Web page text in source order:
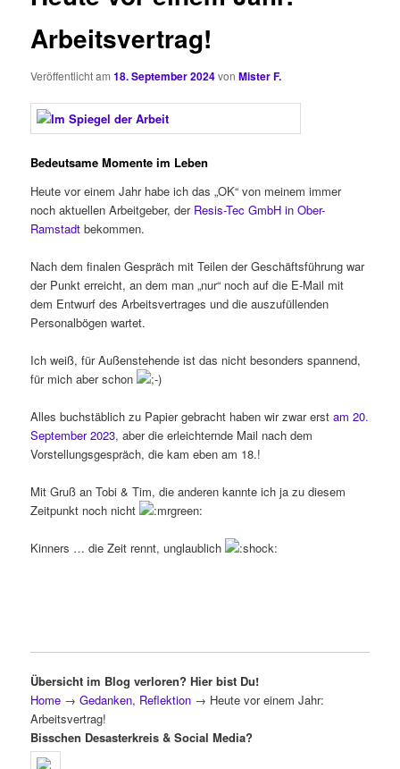
Arbeitsvertrag!
Veröffentlicht am18. September 2024vonMister F.
Bedeutsame Momente im Leben
Heute vor einem Jahr habe ich das „OK“ von meinem immer
noch aktuellen Arbeitgeber, der Resis-Tec GmbH in Ober-
Ramstadt bekommen.
Nach dem finalen Gespräch mit Teilen der Geschäftsführung war
der Punkt erreicht, an dem man „nur“ noch auf die E-Mail mit
dem Entwurf des Arbeitsvertrages und die auszufüllenden
Personalbögen wartet.
Ich weiß, für Außenstehende ist das nicht besonders spannend,
für mich aber schon
Alles buchstäblich zu Papier gebracht haben wir zwar erstam 20.
September 2023, aber die erleichternde Mail nach dem
Vorstellungsgespräch, die kam eben am 18.!
Mit Gruß an Tobi & Tim, die anderen kannte ich ja zu diesem
Zeitpunkt noch nicht
Kinners … die Zeit rennt, unglaublich
Übersicht im Blog verloren? Hier bist Du!
Home → Gedanken, Reflektion → Heute vor einem Jahr:
Arbeitsvertrag!
Bisschen Desasterkreis & Social Media?